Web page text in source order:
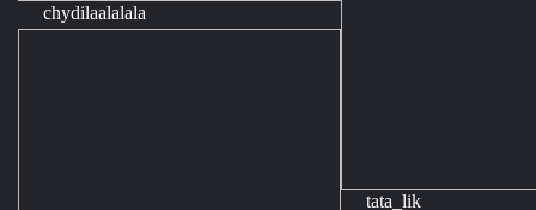
chydilaalalala
tata_lik